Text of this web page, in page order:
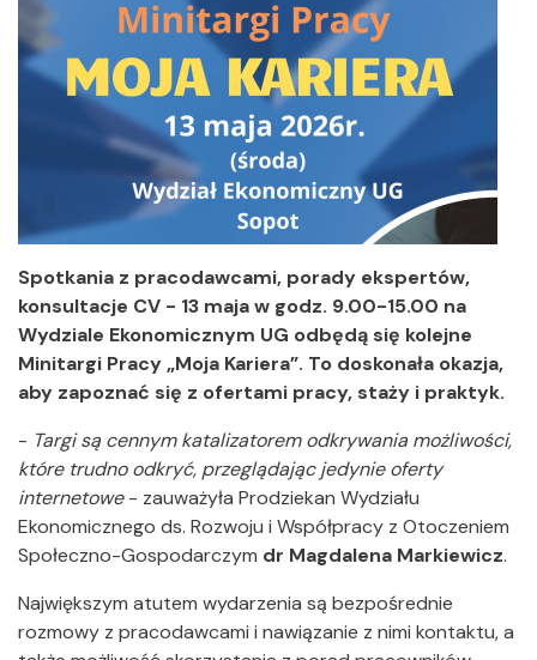
Spotkania z pracodawcami, porady ekspertów,
konsultacje CV - 13 maja w godz. 9.00-15.00 na
Wydziale Ekonomicznym UG odbędą się kolejne
Minitargi Pracy „Moja Kariera”. To doskonała okazja,
aby zapoznać się z ofertami pracy, staży i praktyk.
- Targi są cennym katalizatorem odkrywania możliwości,
które trudno odkryć, przeglądając jedynie oferty
internetowe- zauważyła Prodziekan Wydziału
Ekonomicznego ds. Rozwoju i Współpracy z Otoczeniem
Społeczno-Gospodarczym dr Magdalena Markiewicz.
Największym atutem wydarzenia są bezpośrednie
rozmowy z pracodawcami i nawiązanie z nimi kontaktu, a